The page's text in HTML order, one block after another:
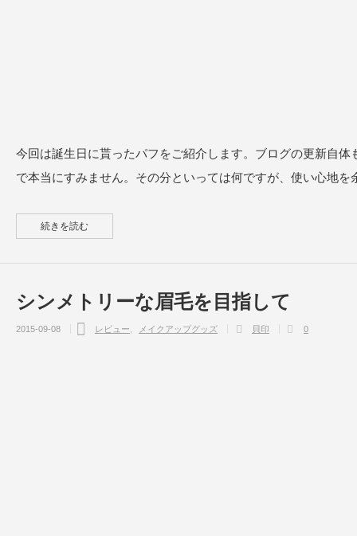
今回は誕生日に貰ったパフをご紹介します。ブログの更新自
で本当にすみません。その分といっては何ですが、使い心地
続きを読む
シンメトリーな眉毛を目指して
2015-09-08 レビュー メイクアップグッズ 貝印 0